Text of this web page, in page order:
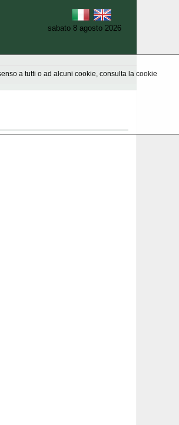
sabato 8 agosto 2026
a tutti o ad alcuni cookie, consulta la cookie